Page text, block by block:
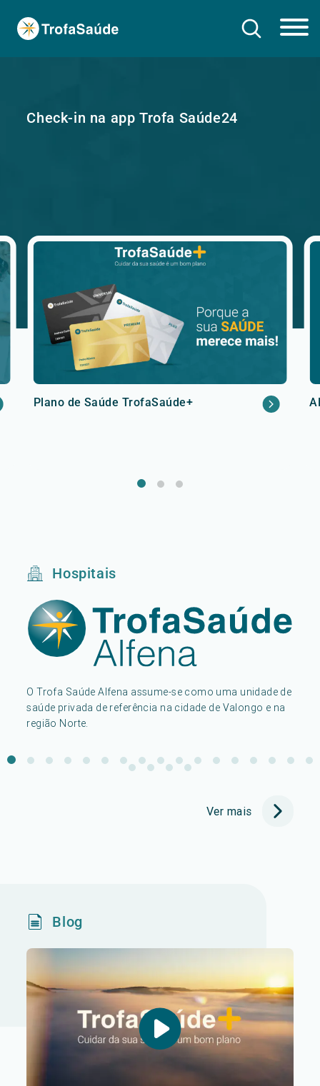
Check-in na app Trofa Saúde24
Plano de Saúde TrofaSaúde+
Hospitais
O Trofa Saúde Alfena assume-se como uma unidade de
saúde privada de referência na cidade de Valongo e na
região Norte.
Ver mais
Blog